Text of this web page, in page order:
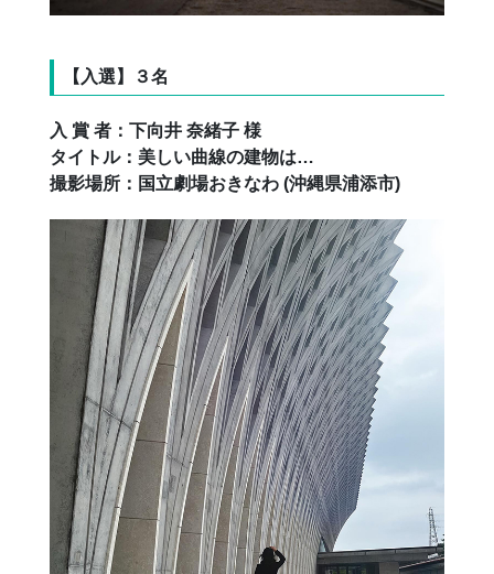
【入選】３名
入 賞 者：下向井 奈緒子 様
タイトル：美しい曲線の建物は…
撮影場所：国立劇場おきなわ (沖縄県浦添市)